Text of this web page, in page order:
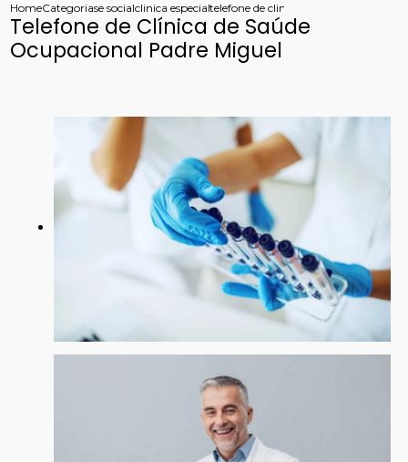
HomeCategoriase socialclinica especializada em seguranca e medicina do
telefone de clinica de saude
Telefone de Clínica de Saúde
Ocupacional Padre Miguel